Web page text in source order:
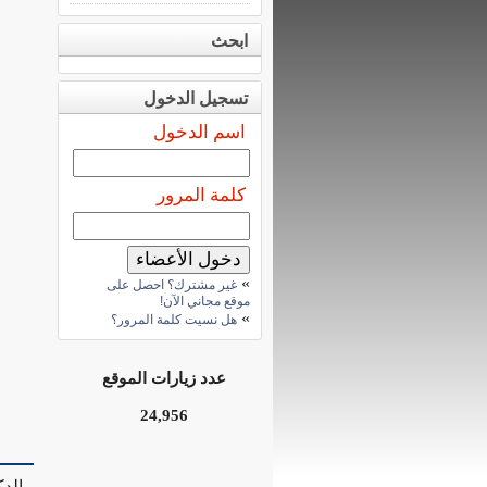
ابحث
تسجيل الدخول
اسم الدخول
كلمة المرور
» غير مشترك؟ احصل على
موقع مجاني الآن!
» هل نسيت كلمة المرور؟
عدد زيارات الموقع
24,956